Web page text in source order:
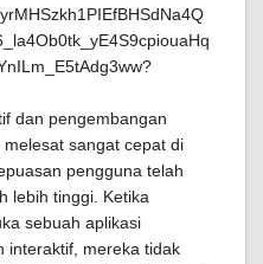
dan pengembangan
sangat cepat di
pengguna telah
lebih tinggi. Ketika
sebuah aplikasi
interaktif, mereka tidak